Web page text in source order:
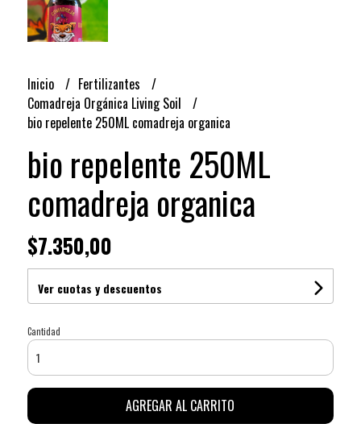
Inicio
Fertilizantes
Comadreja Orgánica Living Soil
bio repelente 250ML comadreja organica
bio repelente 250ML
comadreja organica
$7.350,00
Ver cuotas y descuentos
Cantidad
AGREGAR AL CARRITO